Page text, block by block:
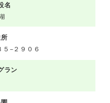
名
−２９０６
ラン